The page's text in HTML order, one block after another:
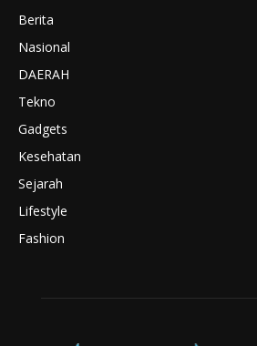
Berita
Nasional
DAERAH
Tekno
Gadgets
Kesehatan
Sejarah
Lifestyle
Fashion